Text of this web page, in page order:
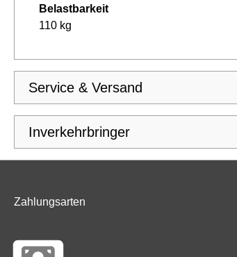
Belastbarkeit
110 kg
Service & Versand
Inverkehrbringer
Zahlungsarten